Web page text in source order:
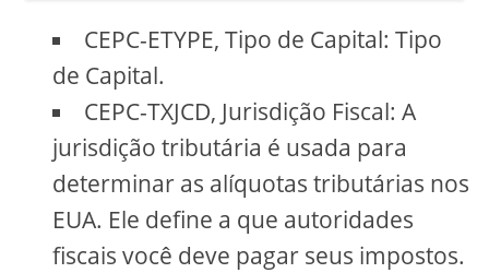
CEPC-ETYPE, Tipo de Capital: Tipo
de Capital.
CEPC-TXJCD, Jurisdição Fiscal: A
jurisdição tributária é usada para
determinar as alíquotas tributárias nos
EUA. Ele define a que autoridades
fiscais você deve pagar seus impostos.